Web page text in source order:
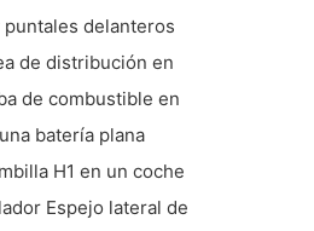
en la clave de
delanteros
de distribución en
de combustible en
batería plana
H1 en un coche
Espejo lateral de